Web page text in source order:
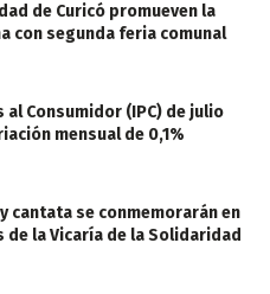
de Curicó promueven la
con segunda feria comunal
al Consumidor (IPC) de julio
mensual de 0,1%
cantata se conmemorarán en
de la Vicaría de la Solidaridad